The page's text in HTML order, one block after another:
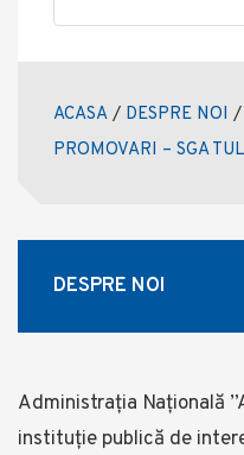
ACASA / DESPRE NOI /
PROMOVARI – SGA
DESPRE NOI
Administrația Națională
instituție publică de